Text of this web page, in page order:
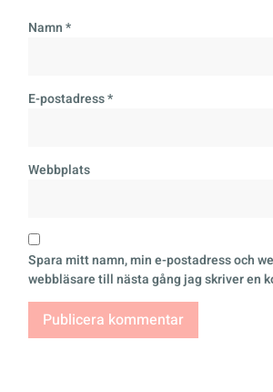
Namn*
E-postadress*
Webbplats
Spara mitt namn, min e-postadress och
webbläsare till nästa gång jag skriver en